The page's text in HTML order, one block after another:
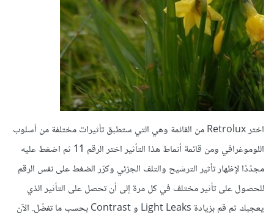
اختر Retrolux من القائمة وهي التي ستطبق تأثيرات مختلفة من أسلوب
اللوموغرافي ومن قائمة أنماط هذا التأثير اختر الرقم 11 ثم اضغط عليه
مجدّدًا لإظهار تأثير الترشيح والتلف الجزئي وكرّر الضغط على نفس الرقم
للحصول على تأثير مختلف في كل مرة إلى أن تحصل على التأثير الذي
يعجبك ثم قم بزيادة Light Leaks و Contrast بحسب ما تفضّل. الآن